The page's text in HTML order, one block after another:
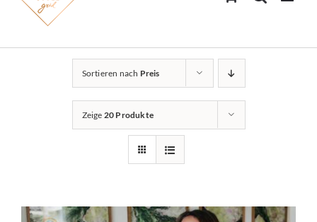
Sortieren nach Preis
Zeige 20 Produkte